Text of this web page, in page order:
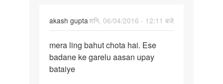
akash guptaशनि, 06/04/2016 - 12:11 बजे
mera
ling
bahut
mera ling bahut chota hai. Ese
badane ke garelu aasan upay
bataiye